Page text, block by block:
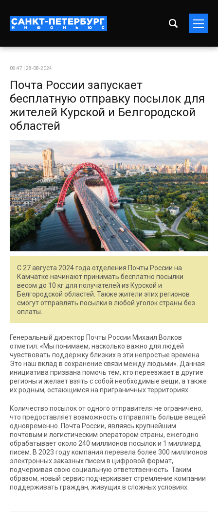
09:47 | 28-08-2024
Почта России запускает
бесплатную отправку посылок для
жителей Курской и Белгородской
областей
С 27 августа 2024 года отделения Почты России на
Камчатке начинают принимать бесплатно посылки
весом до 10 кг для получателей из Курской и
Белгородской областей. Также жители этих регионов
смогут отправлять посылки в любой уголок страны без
оплаты.
Генеральный директор Почты России Михаил Волков
отметил: «Мы понимаем, насколько важно для людей
чувствовать поддержку близких в эти непростые времена.
Это наш вклад в сохранение связи между людьми». Данная
инициатива призвана помочь тем, кто переезжает в другие
регионы и желает взять с собой необходимые вещи, а также
их родным, остающимся на приграничных территориях.
Количество посылок от одного отправителя не ограничено,
что предоставляет возможность отправлять больше вещей
одновременно. Почта России, являясь крупнейшим
почтовым и логистическим оператором страны, ежегодно
обрабатывает около 240 миллионов посылок и 1 миллиард
писем. В 2023 году компания перевела более 300 миллионов
электронных заказных писем в цифровой формат,
подчеркивая свою социальную ответственность. Таким
образом, новый сервис подчеркивает стремление компании
поддерживать граждан, живущих в сложных условиях.